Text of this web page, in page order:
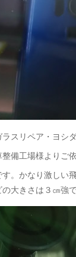
スリペア・ヨシ
備工場様よりご
。かなり激しい
大きさは３㎝強で